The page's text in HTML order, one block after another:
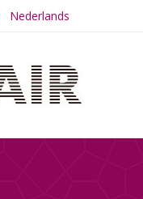
Nederlands